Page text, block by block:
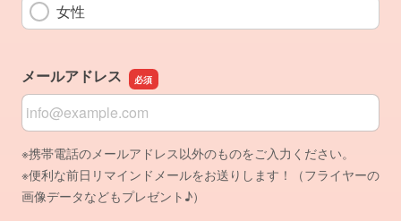
女性
メールアドレス
メールアドレス
※携帯電話のメールアドレス以外のものをご入力ください。
※便利な前日リマインドメールをお送りします！（フライヤーの
画像データなどもプレゼント♪）